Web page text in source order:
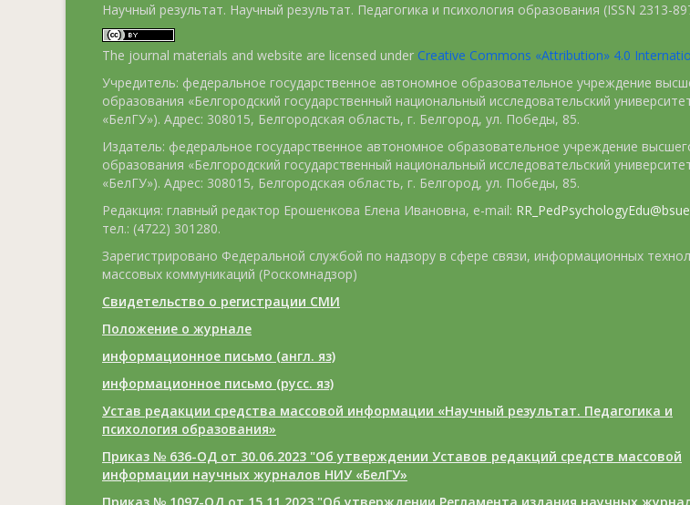
Научный результат. Научный результат. Педагогика и психология образования (ISSN 2313-
The journal materials and website are licensed under Creative Commons «Attribution» 4.0
Учредитель: федеральное государственное автономное образовательное учреждение
образования «Белгородский государственный национальный исследовательский
«БелГУ»). Адрес: 308015, Белгородская область, г. Белгород, ул. Победы, 85.
Издатель: федеральное государственное автономное образовательное учреждение
образования «Белгородский государственный национальный исследовательский
«БелГУ»). Адрес: 308015, Белгородская область, г. Белгород, ул. Победы, 85.
Редакция: главный редактор Ерошенкова Елена Ивановна, e-mail:
тел.: (4722) 301280.
Зарегистрировано Федеральной службой по надзору в сфере связи, информационных
массовых коммуникаций (Роскомнадзор)
Свидетельство о регистрации СМИ
Положение о журнале
информационное письмо (англ. яз)
информационное письмо (русс. яз)
Устав редакции средства массовой информации «Научный результат. Педагогика и
психология образования»
Приказ № 636-ОД от 30.06.2023 "Об утверждении Уставов редакций средств массовой
информации научных журналов НИУ «БелГУ»